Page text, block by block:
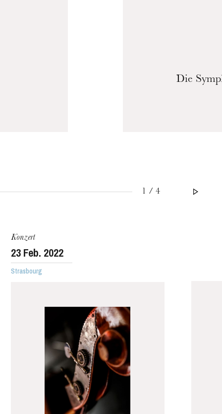
Die
1 / 4
Konzert
23Feb. 2022
Strasbourg